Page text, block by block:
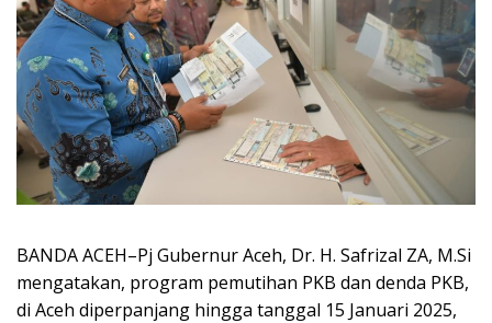
BANDA ACEH–Pj Gubernur Aceh, Dr. H. Safrizal ZA, M.Si
mengatakan, program pemutihan PKB dan denda PKB,
di Aceh diperpanjang hingga tanggal 15 Januari 2025,